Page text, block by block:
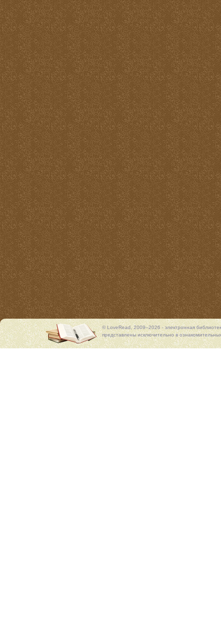
© LoveRead, 2009–2026 - электронная
представлены исключительно в